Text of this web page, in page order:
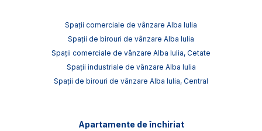
Spații comerciale de vânzare Alba Iulia
Spații de birouri de vânzare Alba Iulia
Spații comerciale de vânzare Alba Iulia, Cetate
Spații industriale de vânzare Alba Iulia
Spații de birouri de vânzare Alba Iulia, Central
Apartamente de închiriat